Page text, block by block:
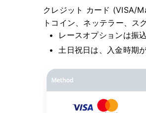
クレジット カード (VISA/
トコイン、ネッテラー、ス
レースオプションは振
土日祝日は、入金時期